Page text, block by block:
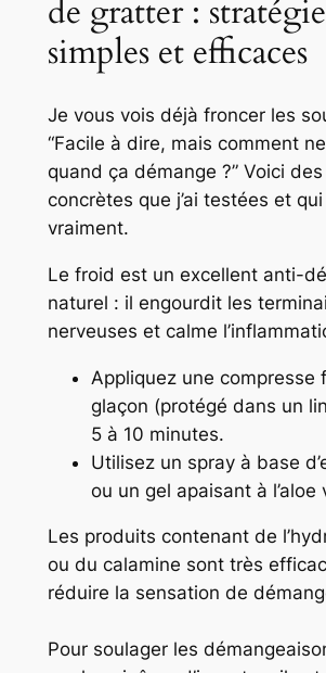
de gratter :
simples et efficaces
Je vous vois déjà froncer les
“Facile à dire, mais comment
quand ça démange ?”Voici des
concrètes que j’ai testées et
vraiment.
Le froid est un excellent anti-
naturel : il engourdit les
nerveuses et calme
Appliquez une compresse
glaçon (protégé dans un
5 à 10 minutes.
Utilisez un spray à base
ou un gel apaisant à l’aloe
Les produits contenant de
ou du calamine sont très
réduire la sensation de
Pour soulager les